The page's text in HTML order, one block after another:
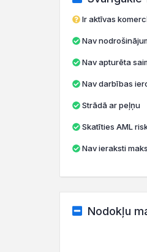
Ir aktīvas
Nav
Nav apturēta
Nav darbības
Strādā ar peļņu
Skatīties AML
Nav ieraksti
Nodokļu